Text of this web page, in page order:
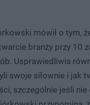
mówił o tym,
branży przy 10
Usprawiedliwia
swoje siłownie i jak
szczególnie jeśli